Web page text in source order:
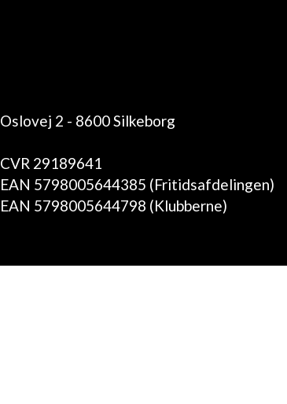
Oslovej 2 - 8600 Silkeborg
CVR 29189641
EAN 5798005644385 (Fritidsafdelingen)
EAN 5798005644798 (Klubberne)